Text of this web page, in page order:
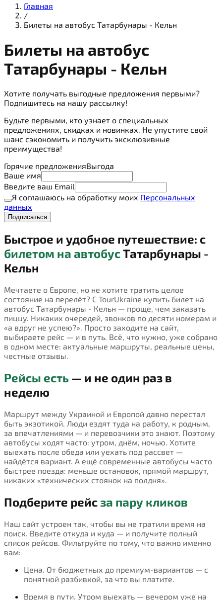
Главная
/
Билеты на автобус Татарбунары - Кельн
Билеты на автобус
Татарбунары - Кельн
Хотите получать выгодные предложения первыми?
Подпишитесь на нашу рассылку!
Будьте первыми, кто узнает о специальных
предложениях, скидках и новинках. Не упустите свой
шанс сэкономить и получить эксклюзивные
преимущества!
Горячие предложенияВыгода
Ваше имя
Введите ваш Email
Я соглашаюсь на обработку моих Персональных
данных
Подписаться
Быстрое и удобное путешествие: с
билетом на автобусТатарбунары -
Кельн
Мечтаете о Европе, но не хотите тратить целое
состояние на перелёт? С TourUkraine купить билет на
автобус Татарбунары - Кельн — проще, чем заказать
пиццу. Никаких очередей, звонков по десяти номерам и
«а вдруг не успею?». Просто заходите на сайт,
выбираете рейс — и в путь. Всё, что нужно, уже собрано
в одном месте: актуальные маршруты, реальные цены,
честные отзывы.
Рейсы есть — и не один раз в
неделю
Маршрут между Украиной и Европой давно перестал
быть экзотикой. Люди ездят туда на работу, к родным,
за впечатлениями — и перевозчики это знают. Поэтому
автобусы ходят часто: утром, днём, ночью. Хотите
выехать после обеда или уехать под рассвет —
найдётся вариант. А ещё современные автобусы часто
быстрее поезда: меньше остановок, прямой маршрут,
никаких «технических стоянок на полдня».
Подберите рейсза пару кликов
Наш сайт устроен так, чтобы вы не тратили время на
поиск. Введите откуда и куда — и получите полный
список рейсов. Фильтруйте по тому, что важно именно
вам:
Цена. От бюджетных до премиум-вариантов — с
понятной разбивкой, за что вы платите.
Время в пути. Утром выехать — вечером уже на